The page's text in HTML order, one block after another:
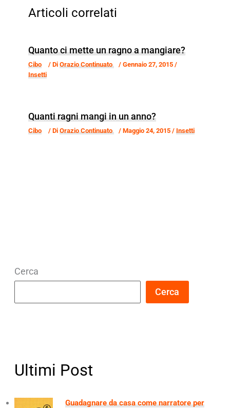
Articoli correlati
Quanto ci mette un ragno a mangiare?
Cibo / Di Orazio Continuato / Gennaio 27, 2015 /
Insetti
Quanti ragni mangi in un anno?
Cibo / Di Orazio Continuato / Maggio 24, 2015 / Insetti
Cerca
Cerca
Ultimi Post
Guadagnare da casa come narratore per